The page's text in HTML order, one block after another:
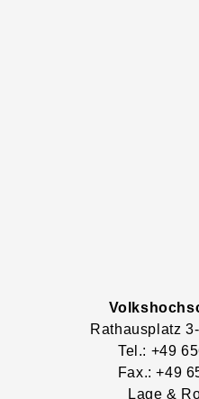
Rathausplatz
Tel.: +49
Fax.: +49
Lage &